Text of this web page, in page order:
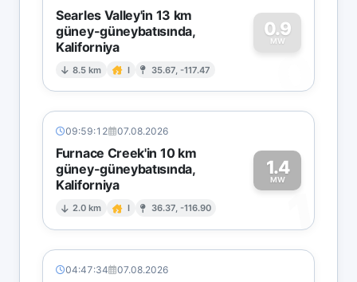
Searles Valley'in 13 km
güney-güneybatısında,
Kaliforniya
8.5 km I 35.67, -117.47
0.9
MW
0
09:59:12 07.08.2026
Furnace Creek'in 10 km
güney-güneybatısında,
Kaliforniya
2.0 km I 36.37, -116.90
1.4
MW
1
04:47:34 07.08.2026